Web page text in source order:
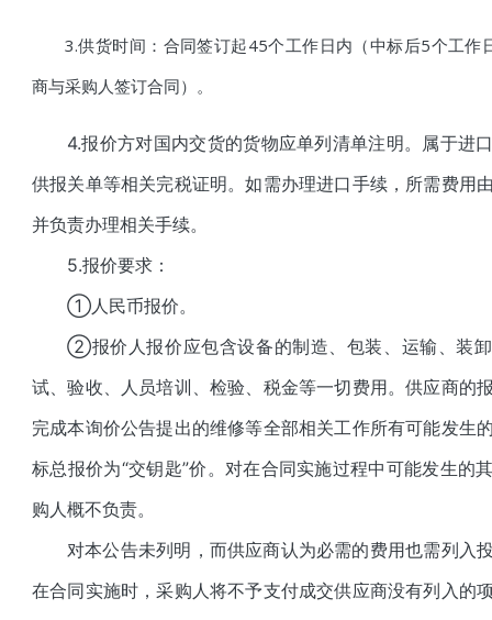
3.供货时间：合同签订起45个工作日内（中标后5个工作
商与采购人签订合同） 。
4.报价方对国内交货的货物应单列清单注明。属于进
供报关单等相关完税证明。如需办理进口手续，所需费用
并负责办理相关手续。
5.报价要求：
①人民币报价。
②报价人报价应包含设备的制造、包装、运输、装
试、验收、人员培训、检验、税金等一切费用。供应商的
完成本询价公告提出的维修等全部相关工作所有可能发生
标总报价为“交钥匙”价。对在合同实施过程中可能发生的
购人概不负责。
对本公告未列明，而供应商认为必需的费用也需列入
在合同实施时，采购人将不予支付成交供应商没有列入的